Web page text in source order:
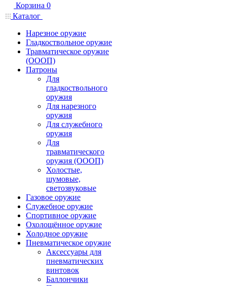
Корзина 0
Каталог
Нарезное оружие
Гладкоствольное оружие
Травматическое оружие
(ОООП)
Патроны
Для
гладкоствольного
оружия
Для нарезного
оружия
Для служебного
оружия
Для
травматического
оружия (ОООП)
Холостые,
шумовые,
светозвуковые
Газовое оружие
Служебное оружие
Спортивное оружие
Охолощённое оружие
Холодное оружие
Пневматическое оружие
Аксессуары для
пневматических
винтовок
Баллончики